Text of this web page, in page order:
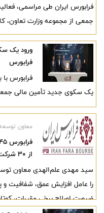
فرابورس ایران طی مراسمی،
جمعی از مجموعه وزارت تعاون،
ورود یک
فرابورس
فرابورس
یک سکوی جدید تأمین مالی
معاون توسعه
از
برای ورودسید مهدی علم‌الهدی معاون
را عامل افزایش عمق، شفافیت و
ضرورت اصلاح برخی مقررات،